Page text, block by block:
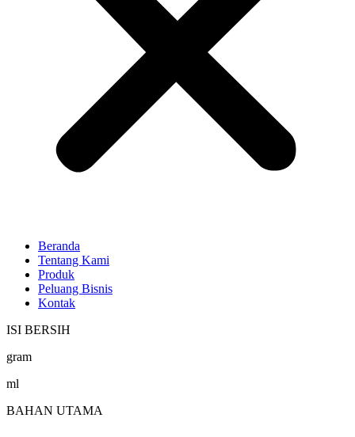
Beranda
Tentang Kami
Produk
Peluang Bisnis
Kontak
ISI BERSIH
gram
ml
BAHAN UTAMA